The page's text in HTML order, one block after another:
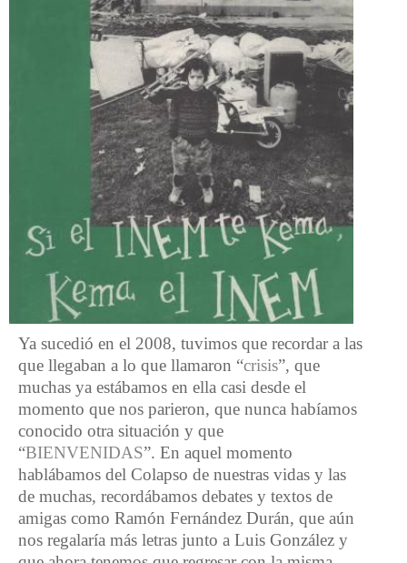
Ya sucedió en el 2008, tuvimos que recordar a las
que llegaban a lo que llamaron “crisis”, que
muchas ya estábamos en ella casi desde el
momento que nos parieron, que nunca habíamos
conocido otra situación y que
“BIENVENIDAS”. En aquel momento
hablábamos del Colapso de nuestras vidas y las
de muchas, recordábamos debates y textos de
amigas como Ramón Fernández Durán, que aún
nos regalaría más letras junto a Luis González y